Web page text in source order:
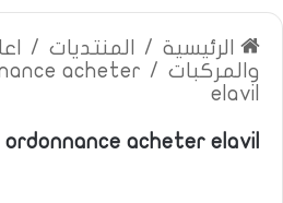
الرئيسية / المنتديات /
والمركبات /
acheter
elavil
ordonnance acheter elavil